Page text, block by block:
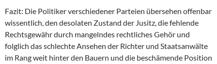
Fazit: Die Politiker verschiedener Parteien übersehen offenbar
wissentlich, den desolaten Zustand der Jusitz, die fehlende
Rechtsgewähr durch mangelndes rechtliches Gehör und
folglich das schlechte Ansehen der Richter und Staatsanwälte
im Rang weit hinter den Bauern und die beschämende Position